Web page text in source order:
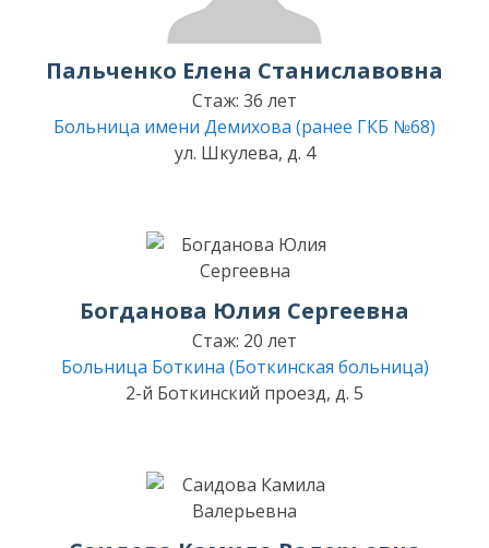
Пальченко Елена Станиславовна
Стаж: 36 лет
Больница имени Демихова (ранее ГКБ №68)
ул. Шкулева, д. 4
Богданова Юлия Сергеевна
Стаж: 20 лет
Больница Боткина (Боткинская больница)
2-й Боткинский проезд, д. 5